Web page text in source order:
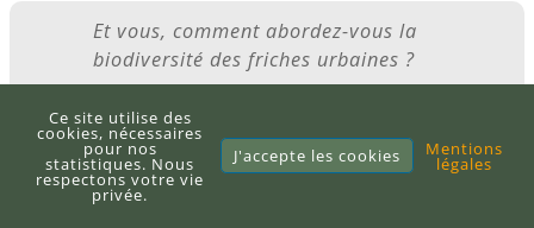
Et vous, comment abordez-vous la
biodiversité des friches urbaines ?
Ce site utilise des
cookies, nécessaires
pour nos
statistiques. Nous
respectons votre vie
privée.
J'accepte les cookies Mentions
légales